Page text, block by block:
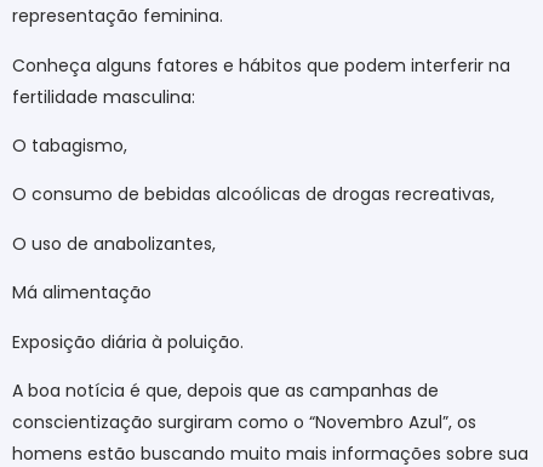
representação feminina.
Conheça alguns fatores e hábitos que podem interferir na
fertilidade masculina:
O tabagismo,
O consumo de bebidas alcoólicas de drogas recreativas,
O uso de anabolizantes,
Má alimentação
Exposição diária à poluição.
A boa notícia é que, depois que as campanhas de
conscientização surgiram como o “Novembro Azul”, os
homens estão buscando muito mais informações sobre sua